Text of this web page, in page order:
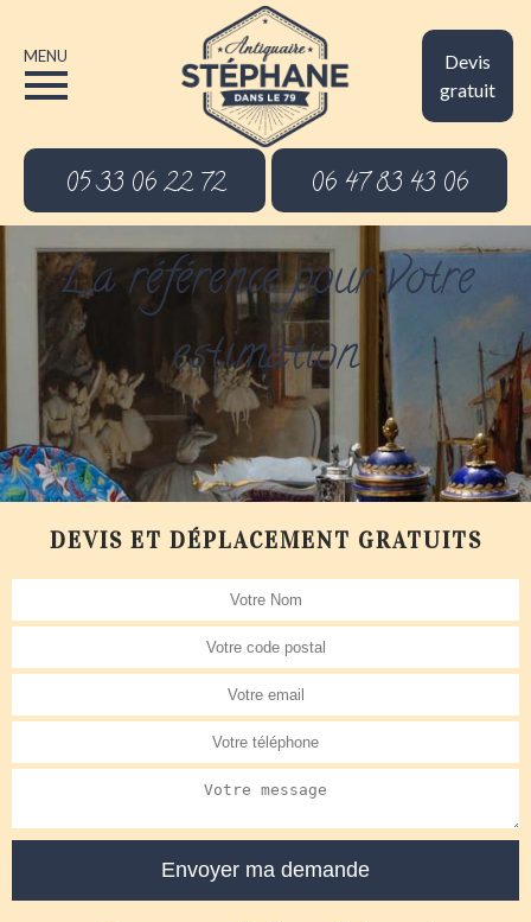
Devis
gratuit
MENU
05 33 06 22 72 06 47 83 43 06
La référence pour votre
estimation
DEVIS ET DÉPLACEMENT GRATUITS